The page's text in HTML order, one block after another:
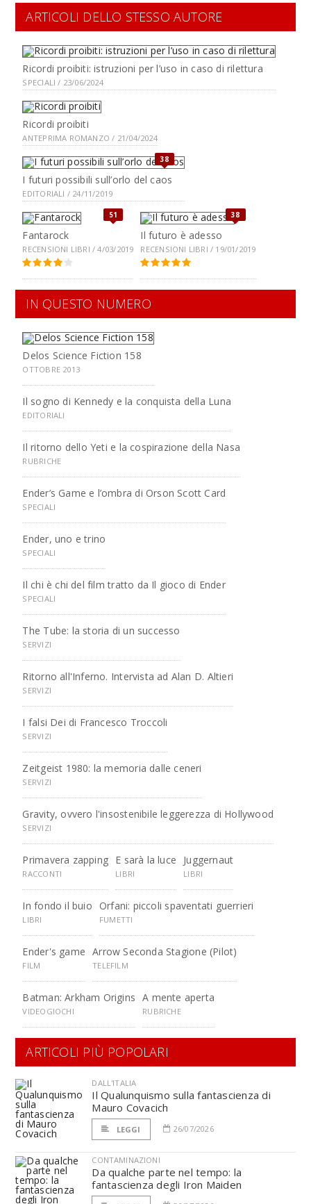
ARTICOLI DELLO STESSO AUTORE
Ricordi proibiti: istruzioni per l’uso in caso di rilettura
SPECIALI / 23/06/2024
Ricordi proibiti
ANTEPRIMA ROMANZO / 21/04/2024
38
I futuri possibili sull’orlo del caos
EDITORIALI / 24/11/2019
51
Fantarock
RECENSIONI LIBRI / 4/03/2019
38
Il futuro è adesso
RECENSIONI LIBRI / 19/01/2019
IN QUESTO NUMERO
Delos Science Fiction 158
OTTOBRE 2013
Il sogno di Kennedy e la conquista della Luna
EDITORIALI
Il ritorno dello Yeti e la cospirazione della Nasa
RUBRICHE
Ender’s Game e l’ombra di Orson Scott Card
SPECIALI
Ender, uno e trino
SPECIALI
Il chi è chi del film tratto da Il gioco di Ender
SPECIALI
The Tube: la storia di un successo
SERVIZI
Ritorno all'Inferno. Intervista ad Alan D. Altieri
SERVIZI
I falsi Dei di Francesco Troccoli
SERVIZI
Zeitgeist 1980: la memoria dalle ceneri
SERVIZI
Gravity, ovvero l'insostenibile leggerezza di Hollywood
SERVIZI
Primavera zapping
RACCONTI
E sarà la luce
LIBRI
Juggernaut
LIBRI
In fondo il buio
LIBRI
Orfani: piccoli spaventati guerrieri
FUMETTI
Ender's game
FILM
Arrow Seconda Stagione (Pilot)
TELEFILM
Batman: Arkham Origins
VIDEOGIOCHI
A mente aperta
RUBRICHE
ARTICOLI PIÙ POPOLARI
DALL'ITALIA
Il Qualunquismo sulla fantascienza di
Mauro Covacich
LEGGI 26/07/2026
CONTAMINAZIONI
Da qualche parte nel tempo: la
fantascienza degli Iron Maiden